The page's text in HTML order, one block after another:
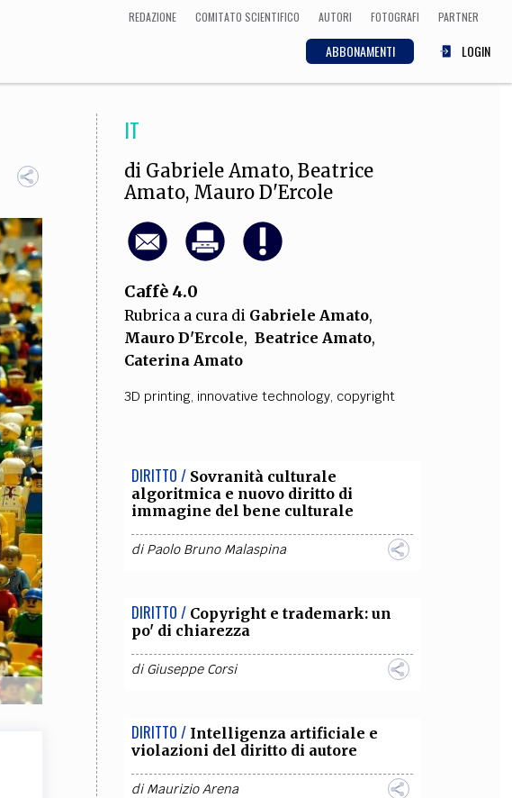
REDAZIONE COMITATO SCIENTIFICO AUTORI FOTOGRAFI PARTNER
ABBONAMENTI LOGIN
ECONOMIA
Matematica, Fisica,
Biologia, Cifrematica,
CULTURA
Arte, Cinema, Musica,
Letteratura
CONTATTI
IT
di Gabriele Amato,Beatrice
Amato, Mauro D'Ercole
Caffè 4.0
Rubrica a cura di Gabriele Amato,
Mauro D'Ercole, Beatrice Amato,
Caterina Amato
3D printing, innovative technology, copyright
DIRITTO / Sovranità culturale
algoritmica e nuovo diritto di
immagine del bene culturale
diPaolo Bruno Malaspina
DIRITTO / Copyright e trademark: un
po' di chiarezza
diGiuseppe Corsi
DIRITTO / Intelligenza artificiale e
violazioni del diritto di autore
diMaurizio Arena